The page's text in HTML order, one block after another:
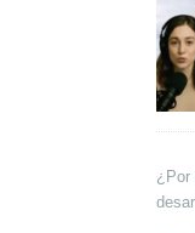
¿Por